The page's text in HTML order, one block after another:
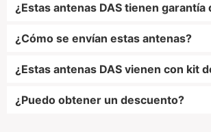
¿Estas antenas DAS tienen garantía
¿Cómo se envían estas antenas?
¿Estas antenas DAS vienen con kit
¿Puedo obtener un descuento?